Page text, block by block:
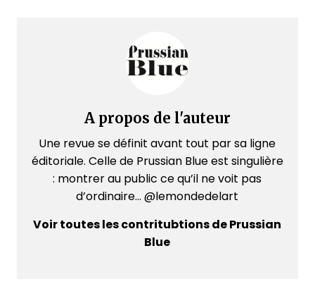
A propos de l'auteur
Une revue se définit avant tout par sa ligne
éditoriale. Celle de Prussian Blue est singulière
: montrer au public ce qu’il ne voit pas
d’ordinaire... @lemondedelart
Voir toutes les contritubtions de Prussian
Blue